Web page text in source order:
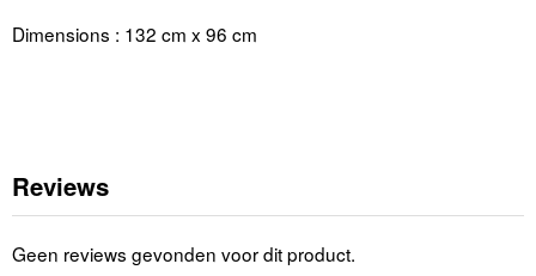
Dimensions : 132 cm x 96 cm
Reviews
Geen reviews gevonden voor dit product.